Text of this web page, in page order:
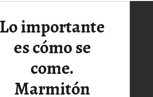
Lo importante
es cómo se
come.
Marmitón